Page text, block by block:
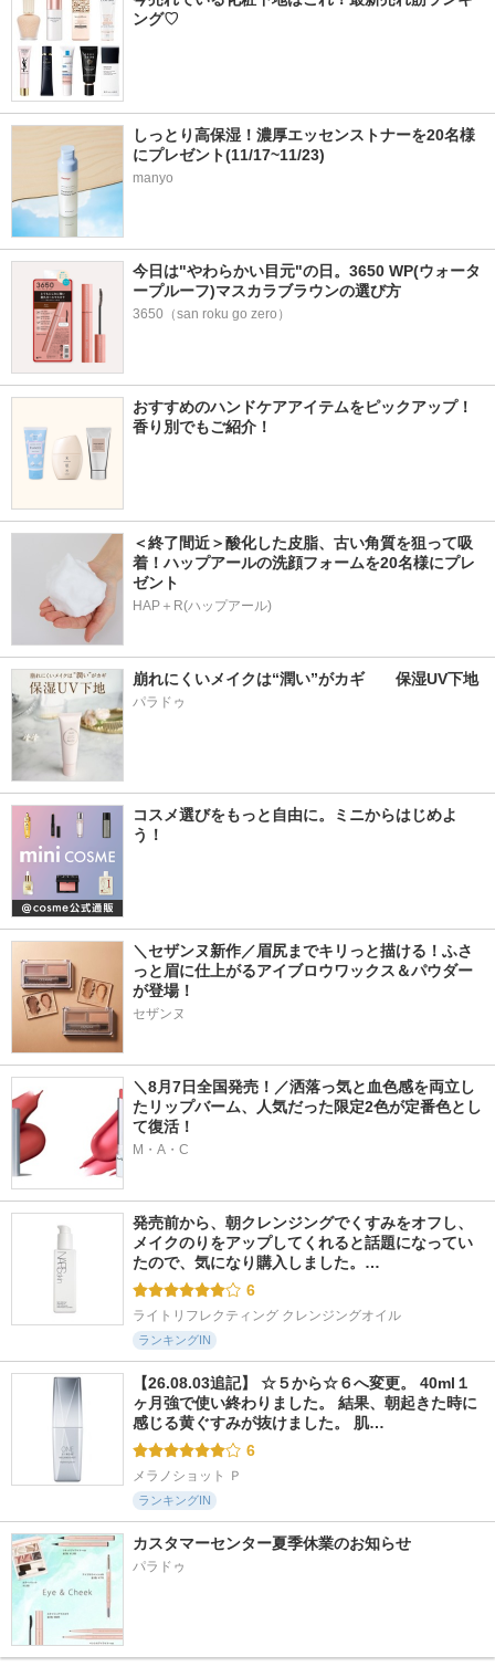
ング♡
しっとり高保湿！濃厚エッセンストナーを20名様
にプレゼント(11/17~11/23)
manyo
今日は"やわらかい目元"の日。3650 WP(ウォータ
ープルーフ)マスカラブラウンの選び方
3650（san roku go zero）
おすすめのハンドケアアイテムをピックアップ！
香り別でもご紹介！
＜終了間近＞酸化した皮脂、古い角質を狙って吸
着！ハップアールの洗顔フォームを20名様にプレ
ゼント
HAP＋R(ハップアール)
崩れにくいメイクは“潤い”がカギ　　保湿UV下地
パラドゥ
コスメ選びをもっと自由に。ミニからはじめよ
う！
＼セザンヌ新作／眉尻までキリっと描ける！ふさ
っと眉に仕上がるアイブロウワックス＆パウダー
が登場！
セザンヌ
＼8月7日全国発売！／洒落っ気と血色感を両立し
たリップバーム、人気だった限定2色が定番色とし
て復活！
M・A・C
発売前から、朝クレンジングでくすみをオフし、
メイクのりをアップしてくれると話題になってい
たので、気になり購入しました。…
6
ライトリフレクティング クレンジングオイル
ランキングIN
【26.08.03追記】 ☆５から☆６へ変更。 40ml１
ヶ月強で使い終わりました。 結果、朝起きた時に
感じる黄ぐすみが抜けました。 肌…
6
メラノショット Ｐ
ランキングIN
カスタマーセンター夏季休業のお知らせ
パラドゥ